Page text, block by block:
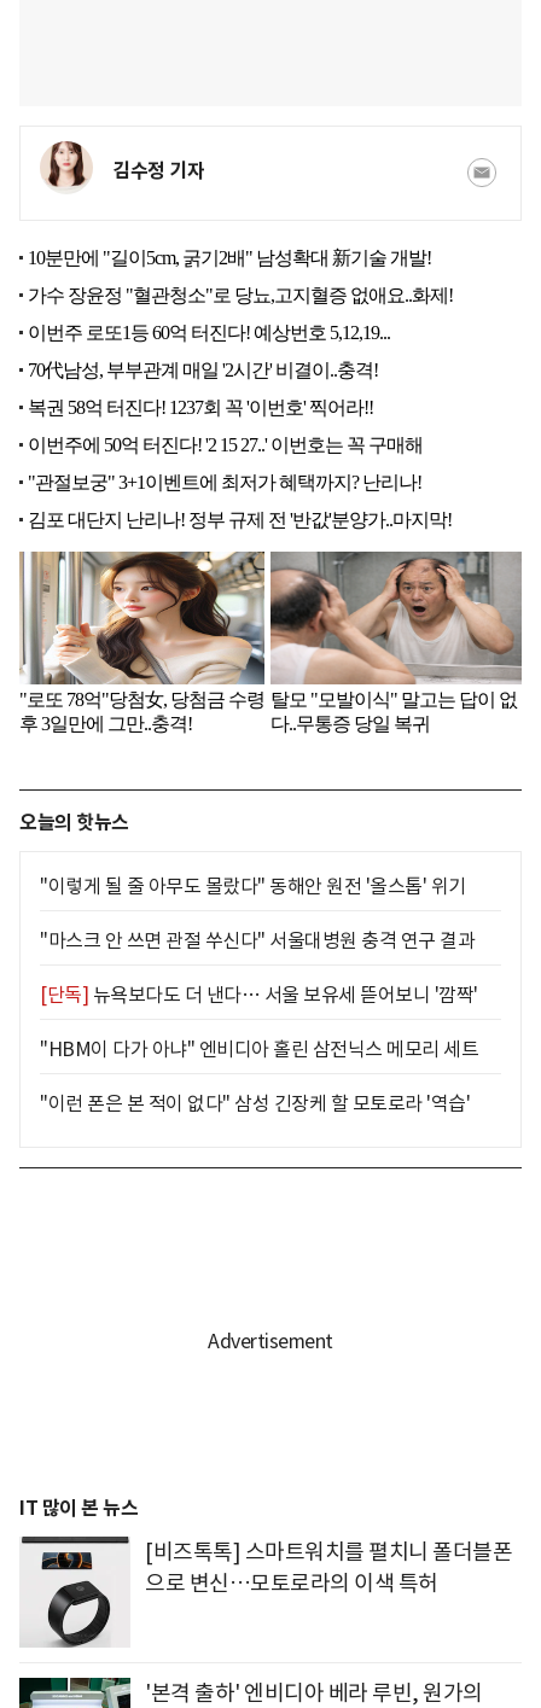
김수정 기자
오늘의 핫뉴스
"이렇게 될 줄 아무도 몰랐다" 동해안 원전 '올스톱' 위기
"마스크 안 쓰면 관절 쑤신다" 서울대병원 충격 연구 결과
[단독] 뉴욕보다도 더 낸다… 서울 보유세 뜯어보니 '깜짝'
"HBM이 다가 아냐" 엔비디아 홀린 삼전닉스 메모리 세트
"이런 폰은 본 적이 없다" 삼성 긴장케 할 모토로라 '역습'
IT 많이 본 뉴스
[비즈톡톡] 스마트워치를 펼치니 폴더블폰
으로 변신…모토로라의 이색 특허
'본격 출하' 엔비디아 베라 루빈, 원가의